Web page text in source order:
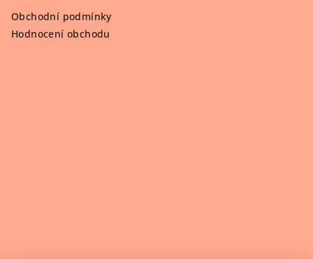
Obchodní podmínky
Hodnocení obchodu